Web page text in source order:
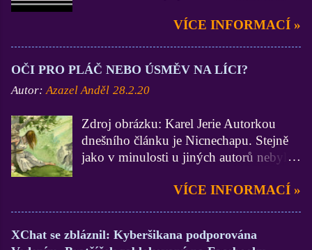
zkušenosti (zdatnější už jsem asi jen Já
na 3 portálech, Lidé.cz, BezvaChat.cz a
SuperPokec.cz. Krom toho, nejen na
Stálého správce. Dámy a pánové, mistr
Anathema. Ty jsi začínal na portálu
Lidé.cz a vím, že dodnes na něj nedáš
Seznam rozhodl staré dobré Lidéčko
vyměnit za naprosto jinou, a shodneme
klasickým chatem a komunitním
VÍCE INFORMACÍ »
OČI PRO PLÁČ NEBO ÚSMĚV NA LÍCI?
Autor: Azazel Anděl 28.2.20
Zdroj obrázku: Karel Jerie Autorkou
dnešního článku je Nicnechapu. Stejně
jako v minulosti u jiných autorů nebylo
A to by z mých úvodních liter stačilo,
Azazel Pár slov o mně. Jmenuji se Šárka,
VÍCE INFORMACÍ »
XChat se zbláznil: Kyberšikana podporována